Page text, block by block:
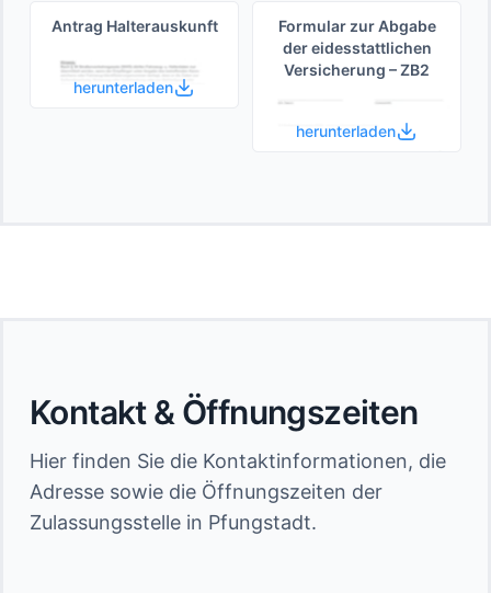
Antrag Halterauskunft
herunterladen
Formular zur Abgabe
der eides­stattlichen
Versicherung – ZB2
herunterladen
Kontakt & Öffnungszeiten
Hier finden Sie die Kontaktinformationen, die
Adresse sowie die Öffnungszeiten der
Zulassungsstelle in Pfungstadt.